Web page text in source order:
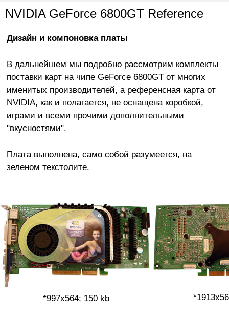
NVIDIA GeForce 6800GT Reference
Дизайн и компоновка платы
В дальнейшем мы подробно рассмотрим комплекты
поставки карт на чипе GeForce 6800GT от многих
именитых производителей, а референсная карта от
NVIDIA, как и полагается, не оснащена коробкой,
играми и всеми прочими дополнительными
"вкусностями".
Плата выполнена, само собой разумеется, на
зеленом текстолите.
*997x564; 150 kb